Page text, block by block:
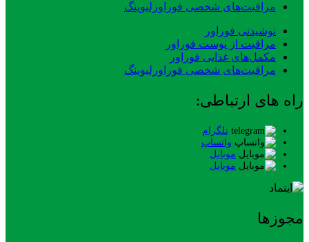
مراقبت‌های شخصی فوراورلیوینگ
نوشیدنی فوراور
مراقبت از پوست فوراور
مکمل‌های غذایی فوراور
مراقبت‌های شخصی فوراورلیوینگ
راه های ارتباطی:
تلگرام
واتساپ
موبایل
موبایل
مجوزها